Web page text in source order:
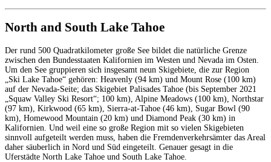
North and South Lake Tahoe
Der rund 500 Quadratkilometer große See bildet die natürliche Grenze
zwischen den Bundesstaaten Kalifornien im Westen und Nevada im Osten.
Um den See gruppieren sich insgesamt neun Skigebiete, die zur Region
„Ski Lake Tahoe“ gehören: Heavenly (94 km) und Mount Rose (100 km)
auf der Nevada-Seite; das Skigebiet Palisades Tahoe (bis September 2021
„Squaw Valley Ski Resort“; 100 km), Alpine Meadows (100 km), Northstar
(97 km), Kirkwood (65 km), Sierra-at-Tahoe (46 km), Sugar Bowl (90
km), Homewood Mountain (20 km) und Diamond Peak (30 km) in
Kalifornien. Und weil eine so große Region mit so vielen Skigebieten
sinnvoll aufgeteilt werden muss, haben die Fremdenverkehrsämter das Areal
daher säuberlich in Nord und Süd eingeteilt. Genauer gesagt in die
Uferstädte North Lake Tahoe und South Lake Tahoe.